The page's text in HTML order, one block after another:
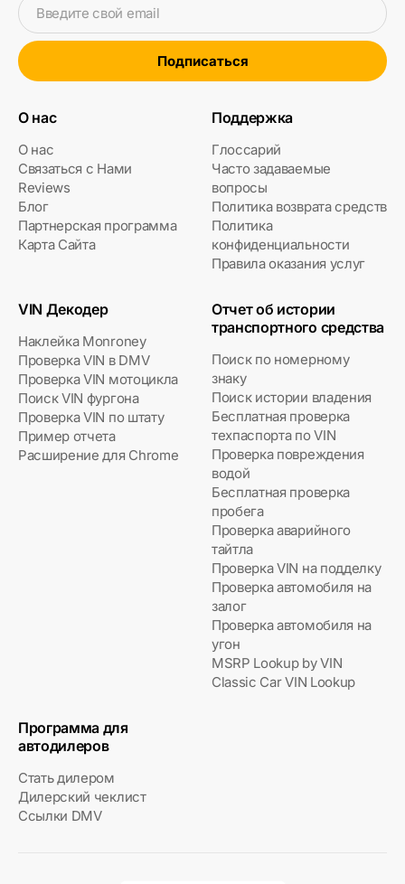
Введите свой email
Подписаться
О нас
О нас
Связаться с Нами
Reviews
Блог
Партнерская программа
Карта Сайта
Поддержка
Глоссарий
Часто задаваемые
вопросы
Политика возврата средств
Политика
конфиденциальности
Правила оказания услуг
VIN Декодер
Наклейка Monroney
Проверка VIN в DMV
Проверка VIN мотоцикла
Поиск VIN фургона
Проверка VIN по штату
Пример отчета
Расширение для Chrome
Отчет об истории
транспортного средства
Поиск по номерному
знаку
Поиск истории владения
Бесплатная проверка
техпаспорта по VIN
Проверка повреждения
водой
Бесплатная проверка
пробега
Проверка аварийного
тайтла
Проверка VIN на подделку
Проверка автомобиля на
залог
Проверка автомобиля на
угон
MSRP Lookup by VIN
Classic Car VIN Lookup
Программа для
автодилеров
Стать дилером
Дилерский чеклист
Ссылки DMV